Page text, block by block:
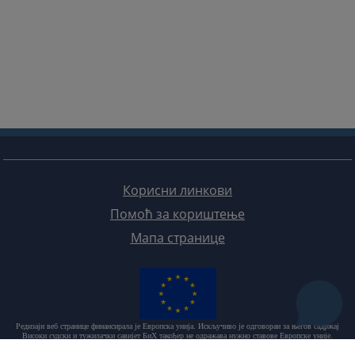
Корисни линкови
Помоћ за кориштење
Мапа странице
Редизајн веб странице финансирала је Европска унија. Искључиво је одговоран за његов садржај
Високи судски и тужилачки савијет БиХ такођер не одражава нужно ставове Европске уније.